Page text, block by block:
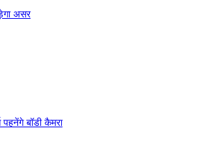
असर
बॉडी कैमरा